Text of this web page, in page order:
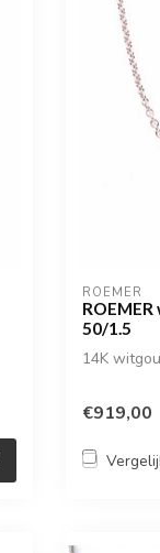
ROEMER
50/1.5
14K
€919,00